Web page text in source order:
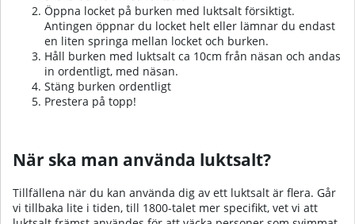
Öppna locket på burken med luktsalt försiktigt.
Antingen öppnar du locket helt eller lämnar du endast
en liten springa mellan locket och burken.
Håll burken med luktsalt ca 10cm från näsan och andas
in ordentligt, med näsan.
Stäng burken ordentligt
Prestera på topp!
När ska man använda luktsalt?
Tillfällena när du kan använda dig av ett luktsalt är flera. Går
vi tillbaka lite i tiden, till 1800-talet mer specifikt, vet vi att